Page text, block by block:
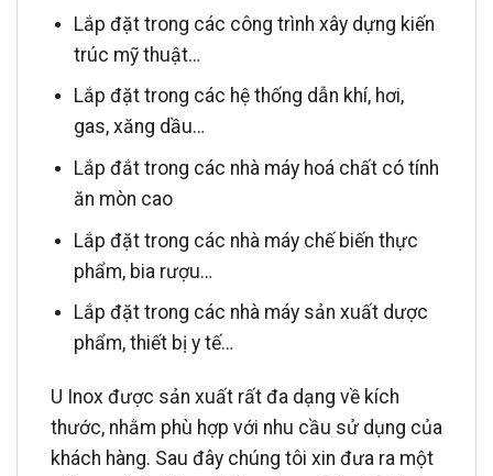
Lắp đặt trong các công trình xây dựng kiến
trúc mỹ thuật…
Lắp đặt trong các hệ thống dẫn khí, hơi,
gas, xăng dầu…
Lắp đắt trong các nhà máy hoá chất có tính
ăn mòn cao
Lắp đặt trong các nhà máy chế biến thực
phẩm, bia rượu…
Lắp đặt trong các nhà máy sản xuất dược
phẩm, thiết bị y tế…
U Inox được sản xuất rất đa dạng về kích
thước, nhằm phù hợp với nhu cầu sử dụng của
khách hàng. Sau đây chúng tôi xin đưa ra một